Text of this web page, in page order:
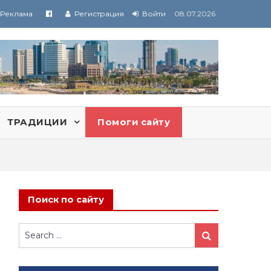
Реклама Регистрация Войти 08.07.2026
ТРАДИЦИИ Помоги сайту
Поиск по сайту
Search
for:
Search